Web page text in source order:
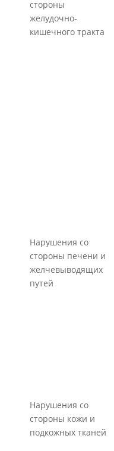
стороны
желудочно-
кишечного тракта
Нарушения со
стороны печени и
желчевыводящих
путей
Нарушения со
стороны кожи и
подкожных тканей